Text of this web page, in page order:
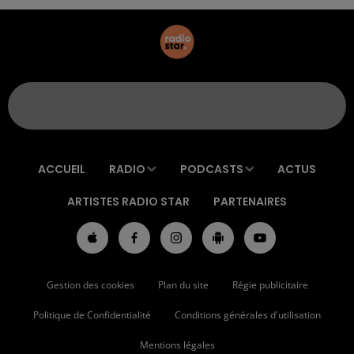
ACCUEIL RADIO PODCASTS ACTUS
ARTISTES RADIO STAR PARTENAIRES
Gestion des cookies Plan du site Régie publicitaire
Politique de Confidentialité Conditions générales d'utilisation
Mentions légales